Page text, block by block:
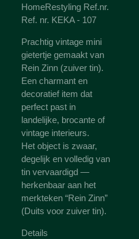
HomeRestyling Ref.nr.
Ref. nr. KEKA - 107
Prachtig vintage mini
gietertje gemaakt van
Rein Zinn (zuiver tin).
Een charmant en
decoratief item dat
perfect past in
landelijke, brocante of
vintage interieurs.
Het object is zwaar,
degelijk en volledig van
tin vervaardigd —
herkenbaar aan het
merkteken “Rein Zinn”
(Duits voor zuiver tin).
Details